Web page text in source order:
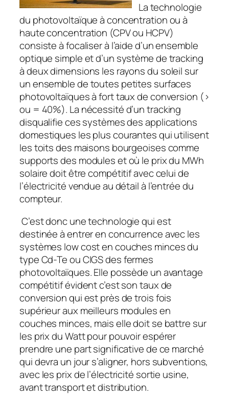
La technologie
du photovoltaïque à concentration ou à
haute concentration (CPV ou HCPV)
consiste à focaliser à l’aide d’un ensemble
optique simple et d’un système de tracking
à deux dimensions les rayons du soleil sur
un ensemble de toutes petites surfaces
photovoltaïques à fort taux de conversion (>
ou = 40%). La nécessité d’un tracking
disqualifie ces systèmes des applications
domestiques les plus courantes qui utilisent
les toits des maisons bourgeoises comme
supports des modules et où le prix du MWh
solaire doit être compétitif avec celui de
l’électricité vendue au détail à l’entrée du
compteur.
C’est donc une technologie qui est
destinée à entrer en concurrence avec les
systèmes low cost en couches minces du
type Cd-Te ou CIGS des fermes
photovoltaïques. Elle possède un avantage
compétitif évident c’est son taux de
conversion qui est près de trois fois
supérieur aux meilleurs modules en
couches minces, mais elle doit se battre sur
les prix du Watt pour pouvoir espérer
prendre une part significative de ce marché
qui devra un jour s’aligner, hors subventions,
avec les prix de l’électricité sortie usine,
avant transport et distribution.